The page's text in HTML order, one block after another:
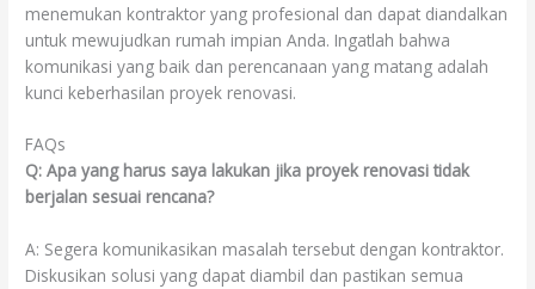
menemukan kontraktor yang profesional dan dapat diandalkan
untuk mewujudkan rumah impian Anda. Ingatlah bahwa
komunikasi yang baik dan perencanaan yang matang adalah
kunci keberhasilan proyek renovasi.
FAQs
Q: Apa yang harus saya lakukan jika proyek renovasi tidak
berjalan sesuai rencana?
A: Segera komunikasikan masalah tersebut dengan kontraktor.
Diskusikan solusi yang dapat diambil dan pastikan semua